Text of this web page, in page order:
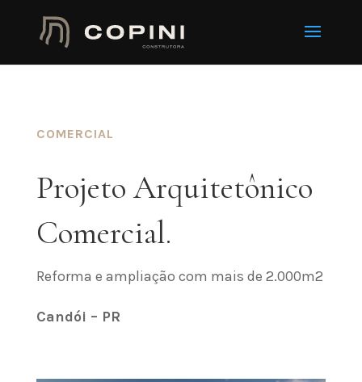
COMERCIAL
Projeto Arquitetônico
Comercial.
Reforma e ampliação com mais de 2.000m2
Candói – PR